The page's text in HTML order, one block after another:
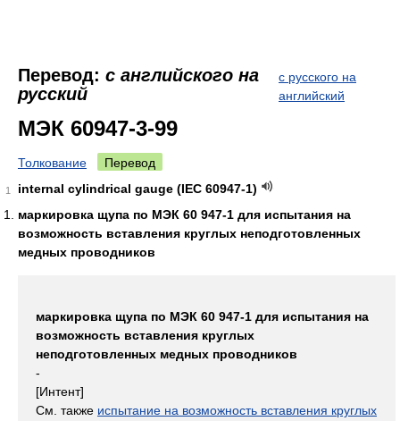
Перевод: с английского на
русский
с русского на
английский
МЭК 60947-3-99
Толкование Перевод
1
internal cylindrical gauge (IEC 60947-1)
маркировка щупа по МЭК 60 947-1 для испытания на
возможность вставления круглых неподготовленных
медных проводников
маркировка щупа по МЭК 60 947-1 для испытания на
возможность вставления круглых
неподготовленных медных проводников
-
[Интент]
См. также испытание на возможность вставления круглых